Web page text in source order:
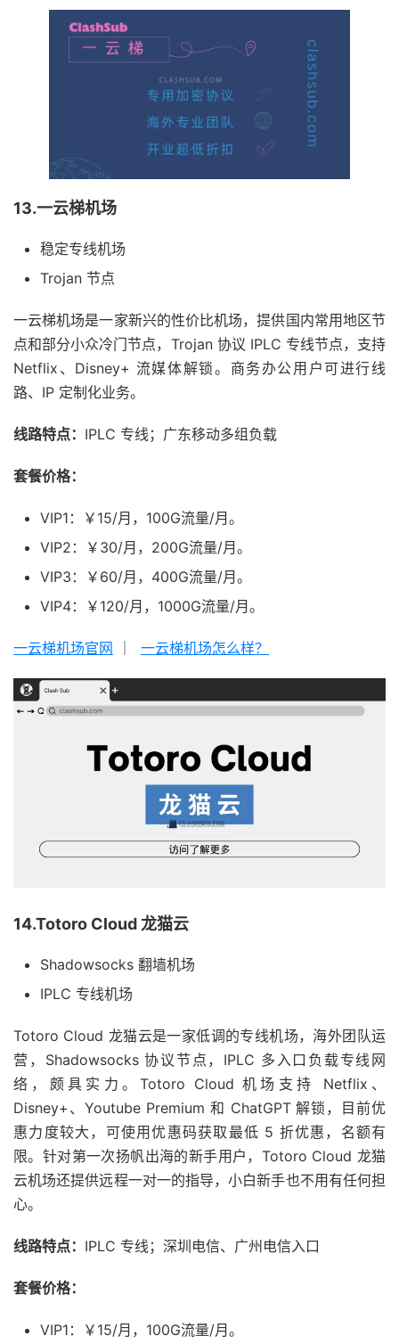
13.一云梯机场
稳定专线机场
Trojan 节点
一云梯机场是一家新兴的性价比机场，提供国内常用地区节
点和部分小众冷门节点，Trojan 协议 IPLC 专线节点，支持
Netflix、Disney+ 流媒体解锁。商务办公用户可进行线
路、IP 定制化业务。
线路特点： IPLC 专线；广东移动多组负载
套餐价格：
VIP1：￥15/月，100G流量/月。
VIP2：￥30/月，200G流量/月。
VIP3：￥60/月，400G流量/月。
VIP4：￥120/月，1000G流量/月。
一云梯机场官网 一云梯机场怎么样？
14.Totoro Cloud 龙猫云
Shadowsocks 翻墙机场
IPLC 专线机场
Totoro Cloud 龙猫云是一家低调的专线机场，海外团队运
营，Shadowsocks 协议节点，IPLC 多入口负载专线网
络，颇具实力。Totoro Cloud 机场支持 Netflix、
Disney+、Youtube Premium 和 ChatGPT 解锁，目前优
惠力度较大，可使用优惠码获取最低 5 折优惠，名额有
限。针对第一次扬帆出海的新手用户，Totoro Cloud 龙猫
云机场还提供远程一对一的指导，小白新手也不用有任何担
心。
线路特点： IPLC 专线；深圳电信、广州电信入口
套餐价格：
VIP1：￥15/月，100G流量/月。